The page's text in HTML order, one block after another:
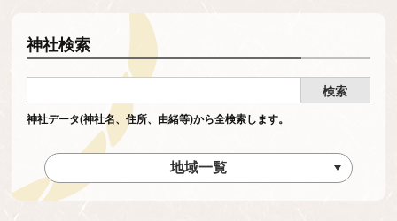
神社検索
神社データ(神社名、住所、由緒等)から全検索します。
地域一覧